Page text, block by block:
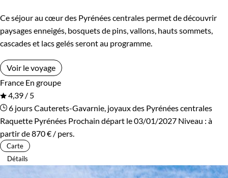
Ce séjour au cœur des Pyrénées centrales permet de découvrir
paysages enneigés, bosquets de pins, vallons, hauts sommets,
cascades et lacs gelés seront au programme.
Voir le voyage
France En groupe
4,39 / 5
6 joursCauterets-Gavarnie, joyaux des Pyrénées centrales
Raquette Pyrénées Prochain départ le 03/01/2027 Niveau : à
partir de870 € / pers.
Carte
Détails